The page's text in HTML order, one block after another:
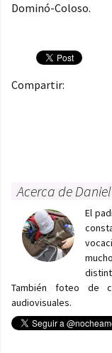
Dominó-Coloso.
Compartir:
Acerca de
El
También foteo de
audiovisuales.